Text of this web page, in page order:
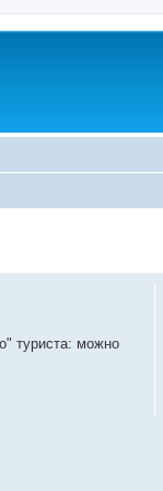
туриста: можно